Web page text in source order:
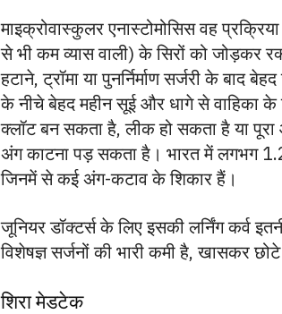
माइक्रोवास्कुलर एनास्टोमोसिस वह
से भी कम व्यास वाली) के सिरों को जोड़कर
हटाने, ट्रॉमा या पुनर्निर्माण सर्जरी के बाद
के नीचे बेहद महीन सूई और धागे से वाहिका के
क्लॉट बन सकता है, लीक हो सकता है या
अंग काटना पड़ सकता है। भारत में लगभग
जिनमें से कई अंग-कटाव के शिकार हैं।
जूनियर डॉक्टर्स के लिए इसकी लर्निंग कर्व
विशेषज्ञ सर्जनों की भारी कमी है, खासकर
शिरा मेडटेक